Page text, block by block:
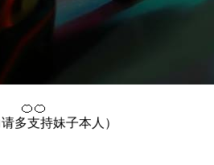
🍊🍊
请多支持妹子本人）